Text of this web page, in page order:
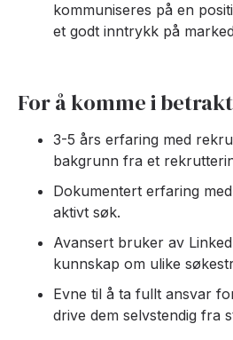
kommuniseres på en
et godt inntrykk på
For å komme i
3-5 års erfaring med
bakgrunn fra et
Dokumentert erfaring
aktivt søk.
Avansert bruker av
kunnskap om ulike
Evne til å ta fullt ansvar
drive dem selvstendig fra